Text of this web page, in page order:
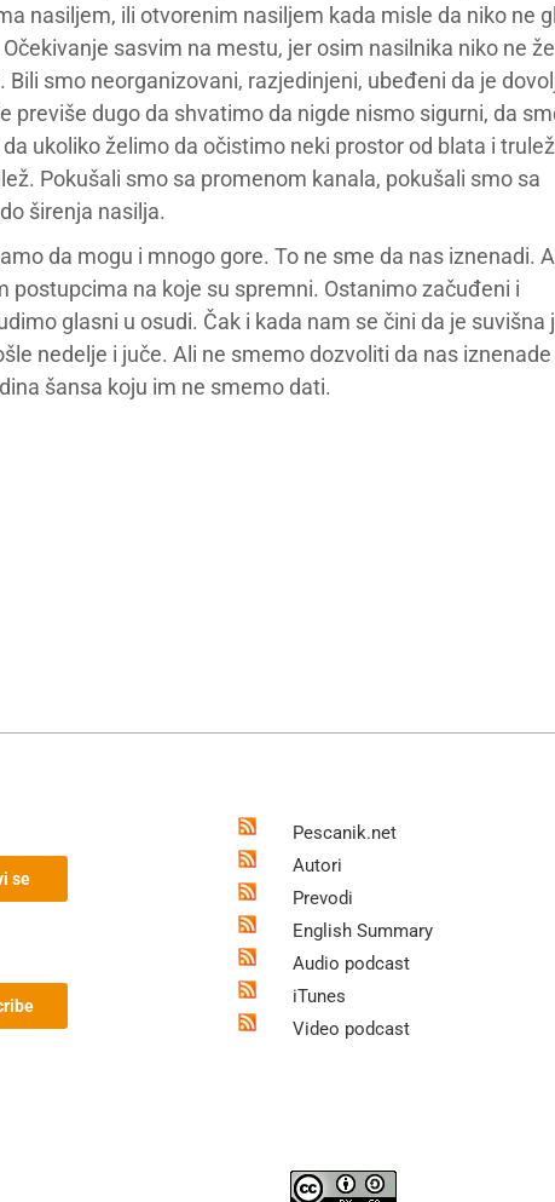
nasiljem, ili otvorenim nasiljem kada misle da niko ne
sasvim na mestu, jer osim nasilnika niko ne
smo neorganizovani, razjedinjeni, ubeđeni da je
previše dugo da shvatimo da nigde nismo sigurni, da
ukoliko želimo da očistimo neki prostor od blata i
Pokušali smo sa promenom kanala, pokušali smo sa
širenja nasilja.
da mogu i mnogo gore. To ne sme da nas iznenadi.
na koje su spremni. Ostanimo začuđeni i
glasni u osudi. Čak i kada nam se čini da je suvišna
nedelje i juče. Ali ne smemo dozvoliti da nas iznenade
šansa koju im ne smemo dati.
Pescanik.net
Autori
Prevodi
English Summary
Audio podcast
iTunes
Video podcast